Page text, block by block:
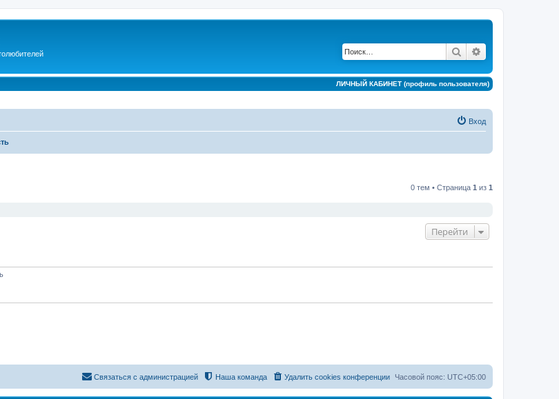
Поиск
ЛИЧНЫЙ КАБИНЕТ (профиль пользователя)
Вход
0 тем • Страница 1 из 1
Перейти
Часовой пояс: UTC+05:00
Удалить cookies конференции
Наша команда
Связаться с администрацией